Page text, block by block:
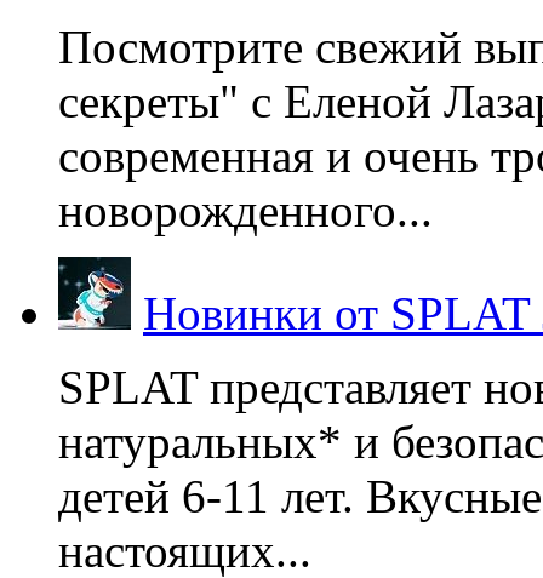
Посмотрите свежий
секреты" с Еленой
современная и очень
новорожденного...
Новинки от
SPLAT представляет
натуральных* и
детей 6-11 лет.
настоящих...